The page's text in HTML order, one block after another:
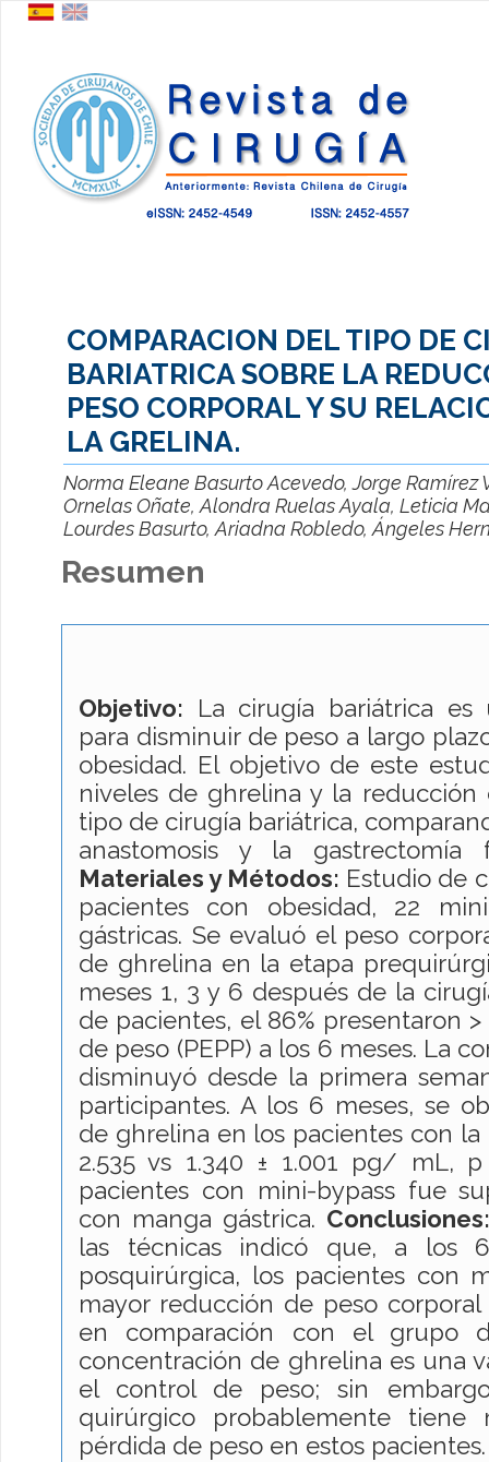
COMPARACION DEL TIPO DE
BARIATRICA SOBRE LA
PESO CORPORAL Y SU
LA GRELINA.
Norma Eleane Basurto Acevedo, Jorge Ramírez
Ornelas Oñate, Alondra Ruelas Ayala, Leticia
Lourdes Basurto, Ariadna Robledo, Ángeles
Resumen
Objetivo: La cirugía bariátrica es
para disminuir de peso a largo
obesidad. El objetivo de este
niveles de ghrelina y la
tipo de cirugía bariátrica,
anastomosis y la gastrectomía
Materiales y Métodos: Estudio de
pacientes con obesidad, 22
gástricas. Se evaluó el peso
de ghrelina en la etapa
meses 1, 3 y 6 después de la
de pacientes, el 86% presentaron
de peso (PEPP) a los 6 meses. La
disminuyó desde la primera
participantes. A los 6 meses, se
de ghrelina en los pacientes con la
2.535 vs 1.340 ± 1.001 pg/ mL,
pacientes con mini-bypass fue
con manga gástrica. Conclusiones:
las técnicas indicó que, a los
posquirúrgica, los pacientes con
mayor reducción de peso
en comparación con el grupo
concentración de ghrelina es una
el control de peso; sin
quirúrgico probablemente tiene
pérdida de peso en estos pacientes.